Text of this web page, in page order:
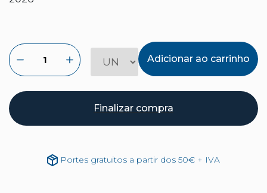
Adicionar ao carrinho
Finalizar compra
Portes gratuitos a partir dos 50€ + IVA